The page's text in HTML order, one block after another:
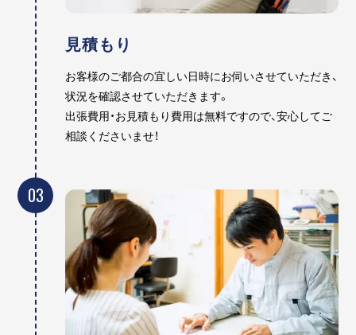
見積もり
お客様のご都合の宜しい日時にお伺いさせていただき、
状況を確認させていただきます。
出張費用・お見積もり費用は無料ですので、安心してご
相談くださいませ！
03